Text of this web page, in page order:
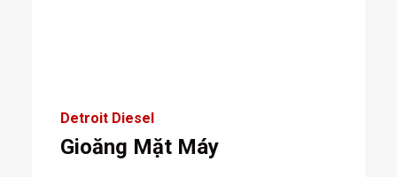
Detroit Diesel
Gioăng Mặt Máy